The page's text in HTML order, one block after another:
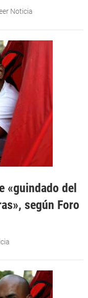
Noticia
«guindado del
según Foro